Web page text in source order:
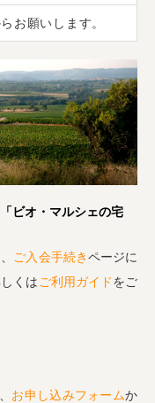
お願いします。
ビオ・マルシェの宅
ご入会手続きページに
くは ご利用ガイドをご
お申し込みフォームか